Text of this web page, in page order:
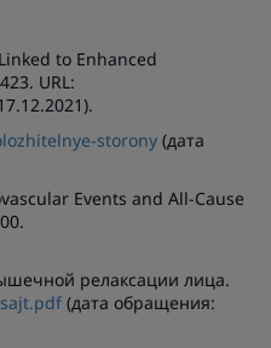
to Enhanced
URL:
storony (дата
Events and All-Cause
релаксации лица.
(дата обращения: